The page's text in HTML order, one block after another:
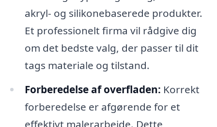
akryl- og silikonebaserede produkter.
Et professionelt firma vil rådgive dig
om det bedste valg, der passer til dit
tags materiale og tilstand.
Forberedelse af overfladen: Korrekt
forberedelse er afgørende for et
effektivt malerarbejde. Dette